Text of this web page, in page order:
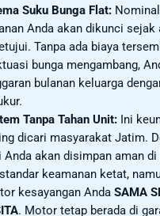
Suku Bunga Flat:Nominal
Anda akan dikunci sejak
Tanpa ada biaya
bunga mengambang,
bulanan keluarga
Tanpa Tahan Unit:Ini
dicari masyarakat Jatim.
Anda akan disimpan aman
keamanan ketat,
kesayangan Anda SAMA
. Motor tetap berada di